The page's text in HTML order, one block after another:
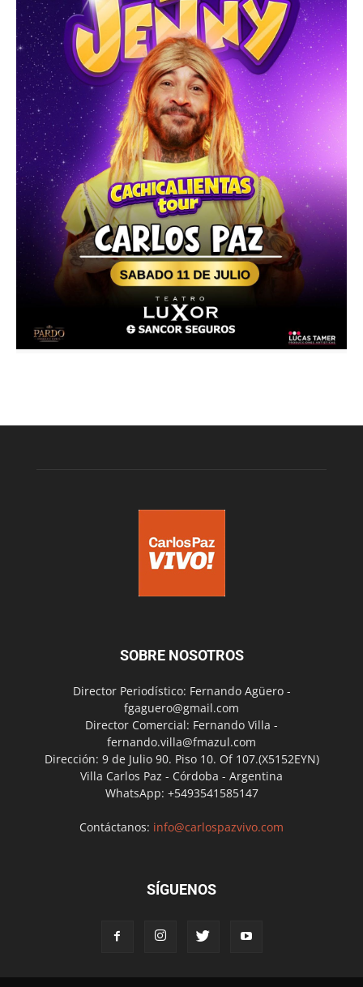
SOBRE NOSOTROS
Director Periodístico: Fernando Agüero -
fgaguero@gmail.com
Director Comercial: Fernando Villa -
fernando.villa@fmazul.com
Dirección: 9 de Julio 90. Piso 10. Of 107.(X5152EYN)
Villa Carlos Paz - Córdoba - Argentina
WhatsApp: +5493541585147
Contáctanos: info@carlospazvivo.com
SÍGUENOS